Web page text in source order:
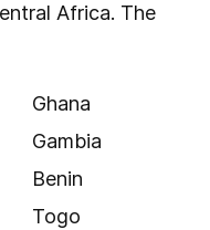
Africa. The
Ghana
Gambia
Benin
Togo